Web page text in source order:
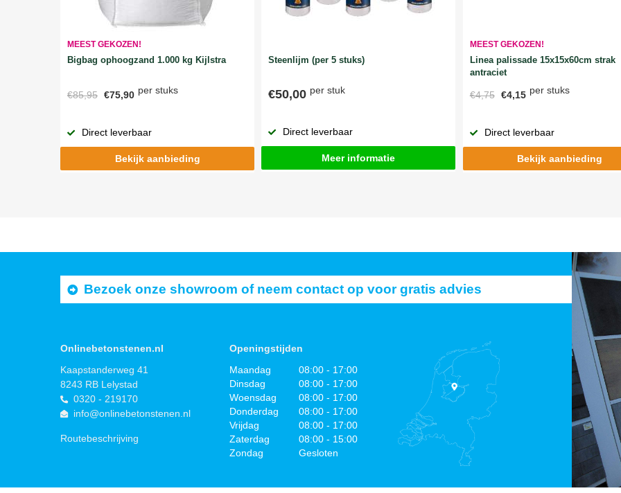
MEEST GEKOZEN!
Bigbag ophoogzand 1.000 kg Kijlstra
€85,95 €75,90 per stuks
Direct leverbaar
Bekijk aanbieding
Steenlijm (per 5 stuks)
€50,00 per stuk
Direct leverbaar
Meer informatie
MEEST GEKOZEN!
Linea palissade 15x15x60cm strak
antraciet
€4,75 €4,15 per stuks
Direct leverbaar
Bekijk aanbieding
Bezoek onze showroom of neem contact op voor gratis advies
Onlinebetonstenen.nl
Kaapstanderweg 41
8243 RB Lelystad
0320 - 219170
info@onlinebetonstenen.nl
Routebeschrijving
Openingstijden
Maandag
08:00 - 17:00
Dinsdag
08:00 - 17:00
Woensdag
08:00 - 17:00
Donderdag
08:00 - 17:00
Vrijdag
08:00 - 17:00
Zaterdag
08:00 - 15:00
Zondag
Gesloten